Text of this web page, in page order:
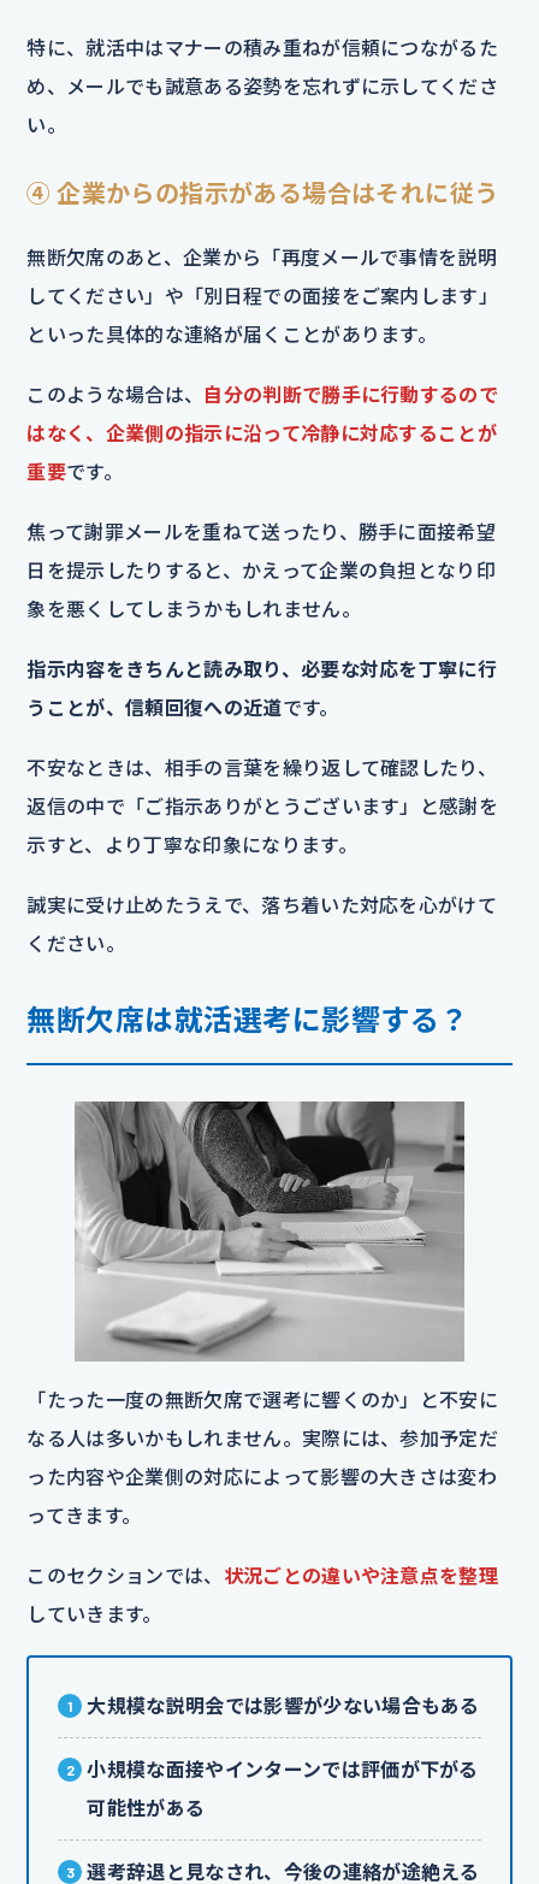
特に、就活中はマナーの積み重ねが信頼につながるた
め、メールでも誠意ある姿勢を忘れずに示してくださ
い。
④ 企業からの指示がある場合はそれに従う
無断欠席のあと、企業から「再度メールで事情を説明
してください」や「別日程での面接をご案内します」
といった具体的な連絡が届くことがあります。
このような場合は、 自分の判断で勝手に行動するので
はなく、企業側の指示に沿って冷静に対応することが
重要です。
焦って謝罪メールを重ねて送ったり、勝手に面接希望
日を提示したりすると、かえって企業の負担となり印
象を悪くしてしまうかもしれません。
指示内容をきちんと読み取り、必要な対応を丁寧に行
うことが、信頼回復への近道です。
不安なときは、相手の言葉を繰り返して確認したり、
返信の中で「ご指示ありがとうございます」と感謝を
示すと、より丁寧な印象になります。
誠実に受け止めたうえで、落ち着いた対応を心がけて
ください。
無断欠席は就活選考に影響する？
「たった一度の無断欠席で選考に響くのか」と不安に
なる人は多いかもしれません。実際には、参加予定だ
った内容や企業側の対応によって影響の大きさは変わ
ってきます。
このセクションでは、 状況ごとの違いや注意点を整理
していきます。
大規模な説明会では影響が少ない場合もある
小規模な面接やインターンでは評価が下がる
可能性がある
選考辞退と見なされ、今後の連絡が途絶える